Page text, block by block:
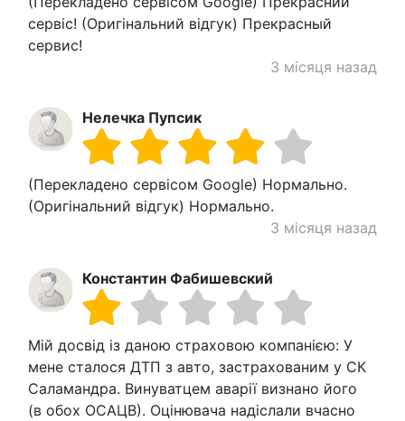
сервіс! (Оригінальний відгук) Прекрасный
сервис!
3 місяця назад
Нелечка Пупсик
(Перекладено сервісом Google) Нормально.
(Оригінальний відгук) Нормально.
3 місяця назад
Константин Фабишевский
Мій досвід із даною страховою компанією: У
мене сталося ДТП з авто, застрахованим у СК
Саламандра. Винуватцем аварії визнано його
(в обох ОСАЦВ). Оцінювача надіслали вчасно